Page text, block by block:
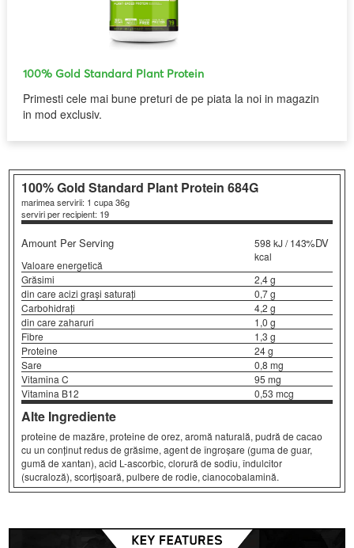
100% Gold Standard Plant Protein
Primesti cele mai bune preturi de pe piata la noi in magazin
in mod exclusiv.
100% Gold Standard Plant Protein684G
marimea servirii: 1 cupa 36g
serviri per recipient: 19
Amount Per Serving %DV
Valoare energetică
598 kJ / 143
kcal
Grăsimi
2,4 g
din care acizi grași saturați
0,7 g
Carbohidrați
4,2 g
din care zaharuri
1,0 g
Fibre
1,3 g
Proteine
24 g
Sare
0,8 mg
Vitamina C
95 mg
Vitamina B12
0,53 mcg
Alte Ingrediente
proteine de mazăre, proteine de orez, aromă naturală, pudră de cacao
cu un conținut redus de grăsime, agent de îngroșare (guma de guar,
gumă de xantan), acid L-ascorbic, clorură de sodiu, îndulcitor
(sucraloză), scorțișoară, pulbere de rodie, cianocobalamină.